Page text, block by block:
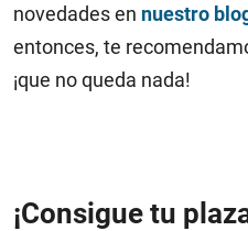
novedades en nuestro
entonces, te
¡que no queda nada!
¡Consigue tu